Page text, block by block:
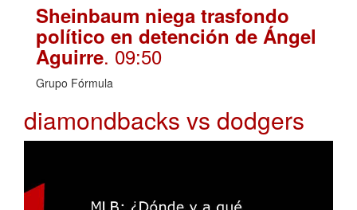
Sheinbaum niega trasfondo
político en detención de Ángel
Aguirre. 09:50
Grupo Fórmula
diamondbacks vs dodgers